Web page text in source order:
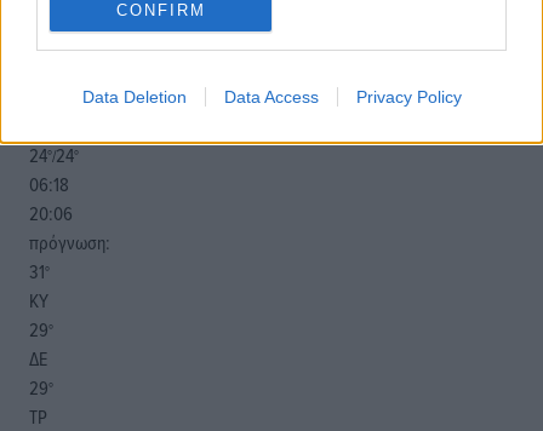
CONFIRM
Data Deletion Data Access Privacy Policy
αίθριος καιρός
24°/24°
06:18
20:06
πρόγνωση:
31°
ΚΥ
29°
ΔΕ
29°
ΤΡ